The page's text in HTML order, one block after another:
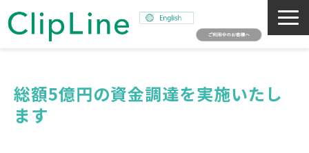
事業紹介
総額5億円の資金調達を実施いたし
ます